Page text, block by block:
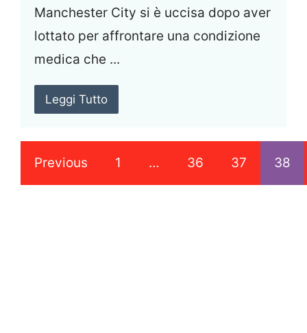
Manchester City si è uccisa dopo aver
lottato per affrontare una condizione
medica che ...
Leggi Tutto
Previous 1 … 36 37 38